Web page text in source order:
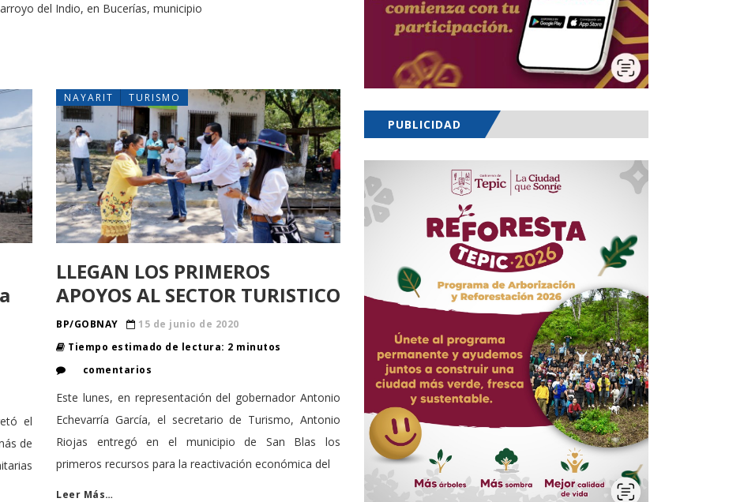
del Indio, en Bucerías, municipio
el
de
NAYARIT TURISMO
LLEGAN LOS PRIMEROS
APOYOS AL SECTOR TURISTICO
BP/GOBNAY
15 de junio de 2020
Tiempo estimado de lectura: 2 minutos
comentarios
Este lunes, en representación del gobernador Antonio
Echevarría García, el secretario de Turismo, Antonio
Riojas entregó en el municipio de San Blas los
primeros recursos para la reactivación económica del
Leer Más…
PUBLICIDAD